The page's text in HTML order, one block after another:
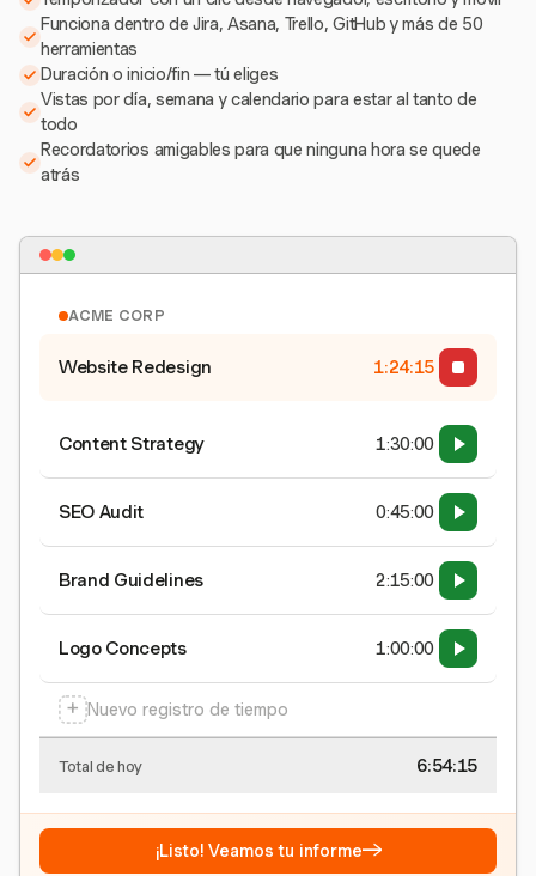
Funciona dentro de Jira, Asana, Trello, GitHub y más de 50
herramientas
Duración o inicio/fin — tú eliges
Vistas por día, semana y calendario para estar al tanto de
todo
Recordatorios amigables para que ninguna hora se quede
atrás
ACME CORP
Website Redesign 1:24:15
Content Strategy 1:30:00
SEO Audit 0:45:00
Brand Guidelines 2:15:00
Logo Concepts 1:00:00
+ Nuevo registro de tiempo
Total de hoy 6:54:15
¡Listo! Veamos tu informe→